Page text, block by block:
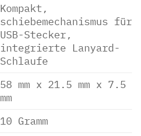
Kompakt,
schiebemechanismus für
USB-Stecker,
integrierte Lanyard-
Schlaufe
58 mm x 21.5 mm x 7.5
mm
10 Gramm